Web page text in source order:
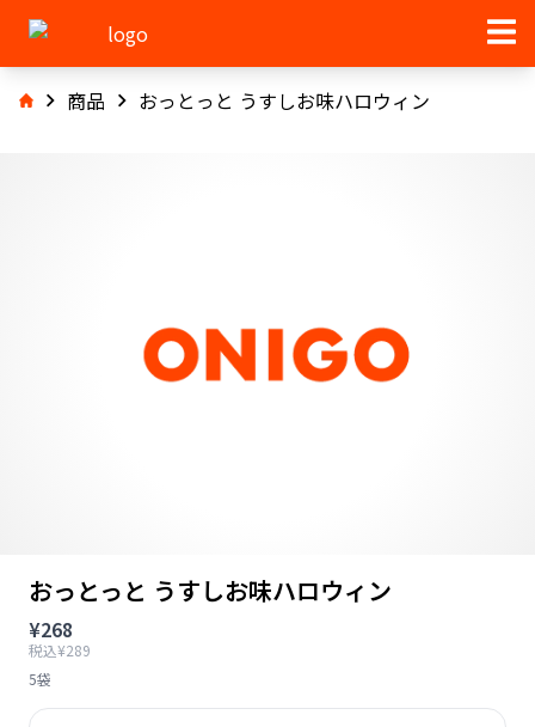
商品 おっとっと うすしお味ハロウィン
おっとっと うすしお味ハロウィン
¥268
税込¥289
5袋